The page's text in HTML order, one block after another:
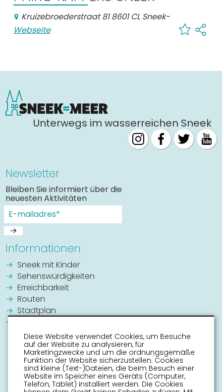
Häufig besuchte Seiten:
Stadtplan
Drahtloses Internet
Sehenswürdigkeiten
Kruizebroederstraat 81 8601 CL Sneek-
Webseite
Unterwegs im wasserreichen Sneek
Newsletter
Bleiben Sie informiert über die
neuesten Aktivitäten
Informationen
Sneek mit Kinder
Sehenswürdigkeiten
Erreichbarkeit
Routen
Stadtplan
Diese Website verwendet Cookies, um Besuche
auf der Website zu analysieren, für
Marketingzwecke und um die ordnungsgemäße
Funktion der Website sicherzustellen. Cookies
sind kleine (Text-)Dateien, die beim Besuch einer
Website im Speicher eines Geräts (Computer,
Telefon, Tablet) installiert werden. Die Cookies